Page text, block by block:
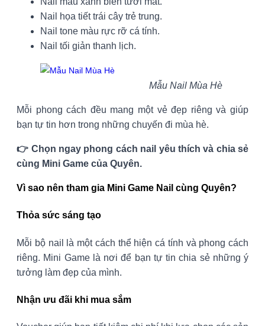
Nail họa tiết trái cây trẻ trung.
Nail tone màu rực rỡ cá tính.
Nail tối giản thanh lịch.
Mẫu Nail Mùa Hè
Mỗi phong cách đều mang một vẻ đẹp riêng và giúp
bạn tự tin hơn trong những chuyến đi mùa hè.
👉 Chọn ngay phong cách nail yêu thích và chia sẻ
cùng Mini Game của Quyên.
Vì sao nên tham gia Mini Game Nail cùng Quyên?
Thỏa sức sáng tạo
Mỗi bộ nail là một cách thể hiện cá tính và phong cách
riêng. Mini Game là nơi để bạn tự tin chia sẻ những ý
tưởng làm đẹp của mình.
Nhận ưu đãi khi mua sắm